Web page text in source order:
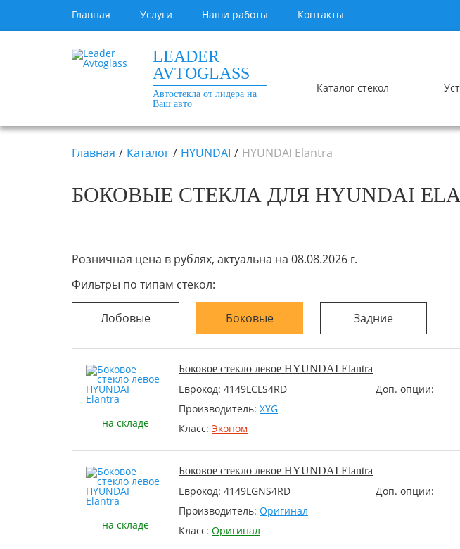
Главная Услуги Наши работы Контакты
LEADER
AVTOGLASS
Автостекла от лидера на
Ваш авто
Каталог стекол
Главная Каталог HYUNDAI HYUNDAI Elantra
БОКОВЫЕ СТЕКЛА ДЛЯ HYUNDAI
Розничная цена в рублях, актуальна на 08.08.2026 г.
Фильтры по типам стекол:
Лобовые Боковые Задние
на складе
Боковое стекло левое HYUNDAI Elantra
Еврокод: 4149LCLS4RD
Производитель: XYG
Класс: Эконом
Доп. опции:
на складе
Боковое стекло левое HYUNDAI Elantra
Еврокод: 4149LGNS4RD
Производитель: Оригинал
Класс: Оригинал
Доп. опции: